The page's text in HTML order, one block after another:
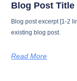
Blog Post Title
Blog post excerpt [1-2
existing blog post.
Read More